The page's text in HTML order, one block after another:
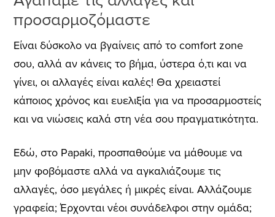
προσαρμοζόμαστε
Είναι δύσκολο να βγαίνεις από το comfort zone
σου, αλλά αν κάνεις το βήμα, ύστερα ό,τι και να
γίνει, οι αλλαγές είναι καλές! Θα χρειαστεί
κάποιος χρόνος και ευελιξία για να προσαρμοστείς
και να νιώσεις καλά στη νέα σου πραγματικότητα.
Εδώ, στo Papaki, προσπαθούμε να μάθουμε να
μην φοβόμαστε αλλά να αγκαλιάζουμε τις
αλλαγές, όσο μεγάλες ή μικρές είναι. Αλλάζουμε
γραφεία; Έρχονται νέοι συνάδελφοι στην ομάδα;